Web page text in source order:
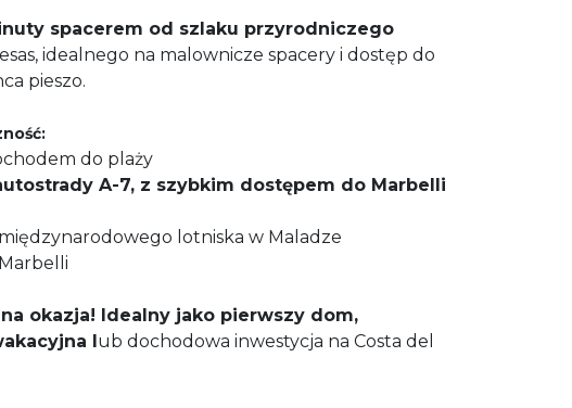
spacerem od szlaku przyrodniczego
idealnego na malownicze spacery i dostęp do
pieszo.
do plaży
A-7, z szybkim dostępem do Marbelli
lotniska w Maladze
okazja! Idealny jako pierwszy dom,
l ub dochodowa inwestycja na Costa del